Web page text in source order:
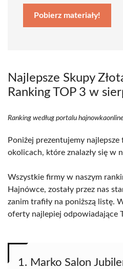
Pobierz materiały!
Najlepsze Skupy
Ranking TOP 3 w
Ranking według portalu
Poniżej prezentujemy
okolicach, które znalazły się w
Wszystkie firmy w naszym
Hajnówce, zostały przez nas
zanim trafiły na poniższą listę.
oferty najlepiej odpowiadające
1. Marko Salon